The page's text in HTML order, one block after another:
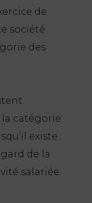
de
société
des
catégorie
existe
de la
salariée.